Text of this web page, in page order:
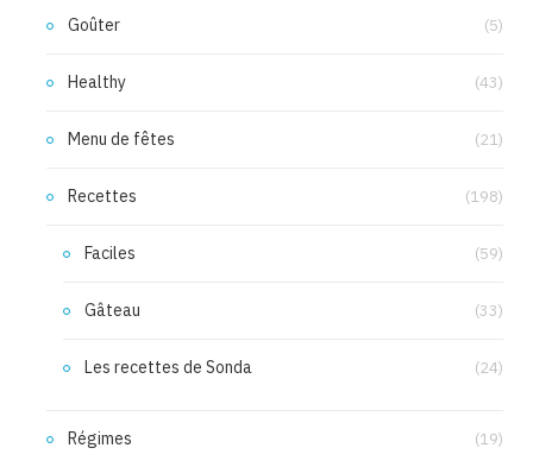
Goûter (5)
Healthy (43)
Menu de fêtes (21)
Recettes (198)
Faciles (59)
Gâteau (33)
Les recettes de Sonda (24)
Régimes (19)